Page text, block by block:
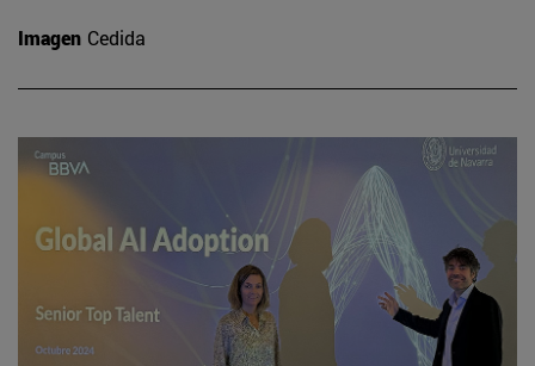
Imagen Cedida